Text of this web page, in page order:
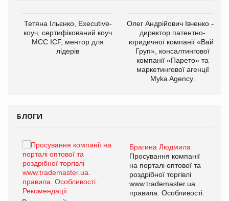
Тетяна Ільєнко, Executive-
коуч, сертифікований коуч
МСС ICF, ментор для
лідерів
Олег Андрійович Івченко —
директор патентно-
юридичної компанії «Вайз
Груп», консалтингової
компанії «Парето» та
маркетингової агенції
Myka Agency.
БЛОГИ
Брагина Людмила
Просування компанії
на порталі оптової та
роздрібної торгівлі
www.trademaster.ua.
правила. Особливості.